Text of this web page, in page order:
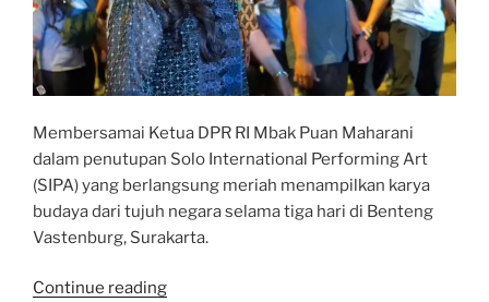
Membersamai Ketua DPR RI Mbak Puan Maharani
dalam penutupan Solo International Performing Art
(SIPA) yang berlangsung meriah menampilkan karya
budaya dari tujuh negara selama tiga hari di Benteng
Vastenburg, Surakarta.
Continue reading“Bersama